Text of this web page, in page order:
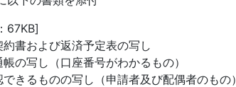
67KB]
書および返済予定表の写し
の写し（口座番号がわかるもの）
きるものの写し（申請者及び配偶者のもの）